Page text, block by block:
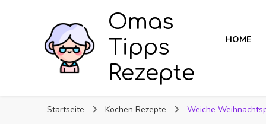
Omas
Tipps
Rezepte
HOME
Startseite Kochen Rezepte Weiche